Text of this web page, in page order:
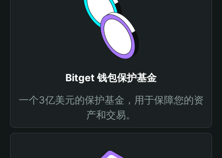
Bitget 钱包保护基金
一个3亿美元的保护基金，用于保障您的资
产和交易。